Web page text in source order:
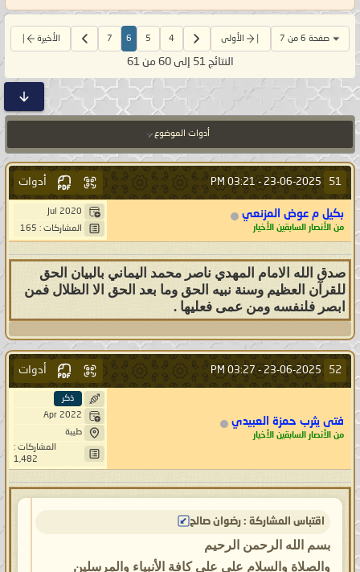
صفحة 6 من 7 الأولى 4
5
6
7 الأخيرة
النتائج 51 إلى 60 من 61
أدوات الموضوع
51
23-06-2025 -
03:21 PM أدوات
بكيل م عوض المزنعي
من الأنصار السابقين الأخيار
Jul 2020
المشاركات : 165
صدق الله الامام المهدي ناصر محمد اليماني بالبيان الحق
للقرآن العظيم وسنة نبيه الحق وما بعد الحق الا الظلال فمن
ابصر فلنفسه ومن عمى فعليها .
52
23-06-2025 -
03:27 PM أدوات
فتى يثرب حمزة العبيدي
من الأنصار السابقين الأخيار
ذكر
Apr 2022
طيبة
المشاركات :
1,482
اقتباس المشاركة : رضوان صالح
بسم الله الرحمن الرحيم
والصلاة والسلام على على كافة الأنبياء والمرسلين